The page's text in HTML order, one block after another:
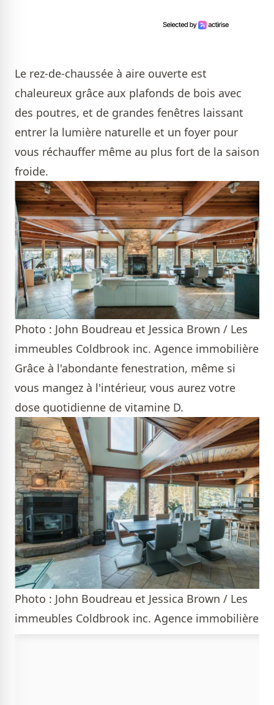
Le rez-de-chaussée à aire ouverte est
chaleureux grâce aux plafonds de bois avec
des poutres, et de grandes fenêtres laissant
entrer la lumière naturelle et un foyer pour
vous réchauffer même au plus fort de la saison
froide.
Photo : John Boudreau et Jessica Brown / Les
immeubles Coldbrook inc. Agence immobilière
Grâce à l'abondante fenestration, même si
vous mangez à l'intérieur, vous aurez votre
dose quotidienne de vitamine D.
Photo : John Boudreau et Jessica Brown / Les
immeubles Coldbrook inc. Agence immobilière